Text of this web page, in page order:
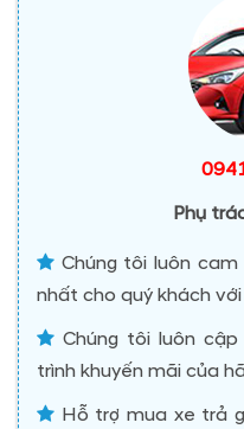
Phụ
Chúng tôi luôn
nhất cho quý khách
Chúng tôi luôn
trình khuyến mãi của
Hỗ trợ mua xe trả